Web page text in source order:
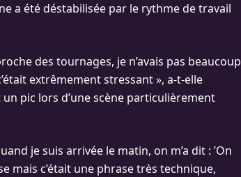
a été déstabilisée par le rythme de travail
des tournages, je n’avais pas beaucoup
extrêmement stressant », a-t-elle
pic lors d’une scène particulièrement
je suis arrivée le matin, on m’a dit : ’On
mais c’était une phrase très technique,